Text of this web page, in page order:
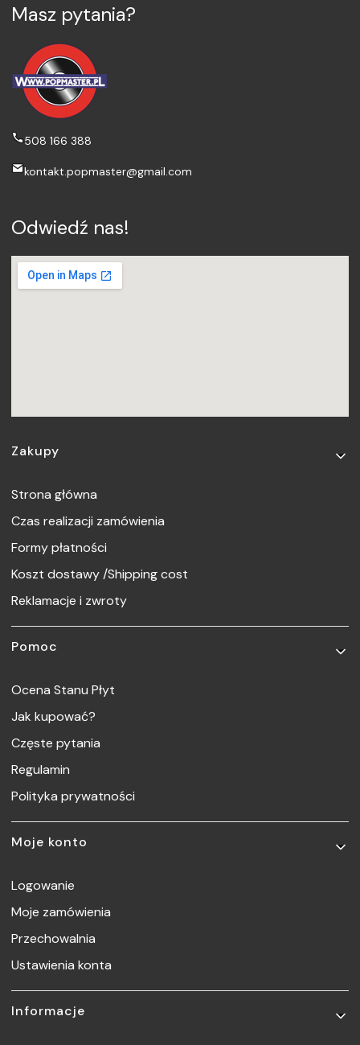
Masz pytania?
508 166 388
kontakt.popmaster@gmail.com
Odwiedź nas!
Linki w stopce
Zakupy
Strona główna
Czas realizacji zamówienia
Formy płatności
Koszt dostawy /Shipping cost
Reklamacje i zwroty
Pomoc
Ocena Stanu Płyt
Jak kupować?
Częste pytania
Regulamin
Polityka prywatności
Moje konto
Logowanie
Moje zamówienia
Przechowalnia
Ustawienia konta
Informacje